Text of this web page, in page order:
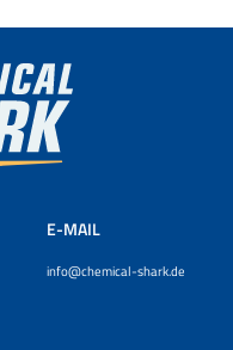
E-MAIL
info@chemical-shark.de